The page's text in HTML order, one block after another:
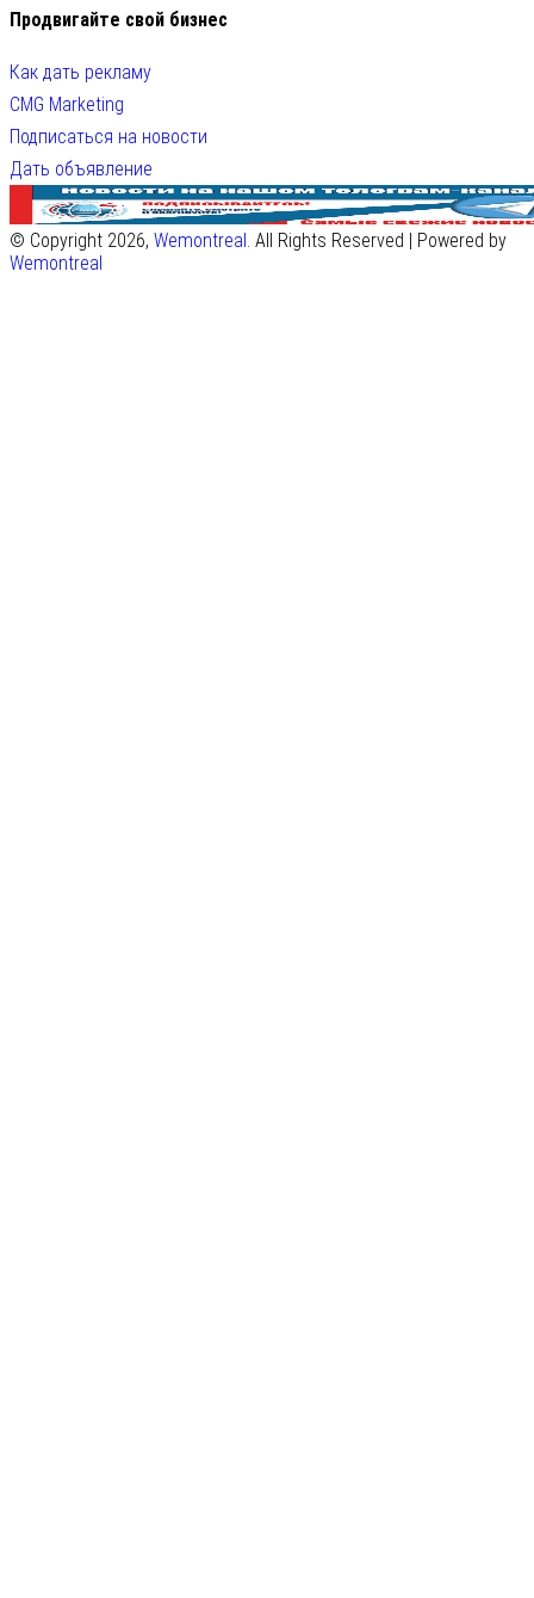
Продвигайте свой бизнес
Как дать рекламу
CMG Marketing
Подписаться на новости
Дать объявление
© Copyright 2026, Wemontreal. All Rights Reserved | Powered by
Wemontreal